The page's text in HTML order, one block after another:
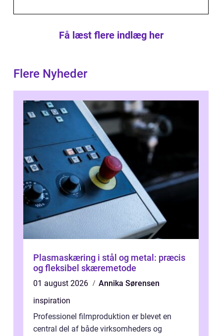
Få læst flere indlæg her
Flere Nyheder
Plasmaskæring i stål og metal: præcis
og fleksibel skæremetode
01 august 2026
Annika Sørensen
inspiration
Professionel filmproduktion er blevet en
central del af både virksomheders og